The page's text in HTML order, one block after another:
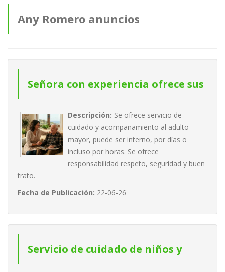
Any Romero anuncios
Señora con experiencia ofrece sus
servicios de cuidadora y
acompañante de adultos mayores.
Descripción: Se ofrece servicio de
cuidado y acompañamiento al adulto
mayor, puede ser interno, por días o
incluso por horas. Se ofrece
responsabilidad respeto, seguridad y buen
trato.
Fecha de Publicación: 22-06-26
Servicio de cuidado de niños y